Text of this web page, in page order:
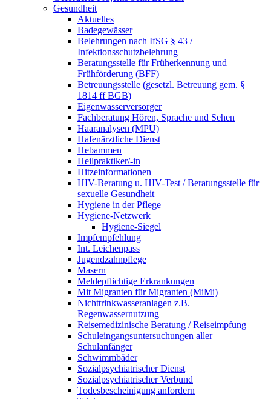
Gesundheit
Aktuelles
Badegewässer
Belehrungen nach IfSG § 43 /
Infektionsschutzbelehrung
Beratungsstelle für Früherkennung und
Frühförderung (BFF)
Betreuungsstelle (gesetzl. Betreuung gem. §
1814 ff BGB)
Eigenwasserversorger
Fachberatung Hören, Sprache und Sehen
Haaranalysen (MPU)
Hafenärztliche Dienst
Hebammen
Heilpraktiker/-in
Hitzeinformationen
HIV-Beratung u. HIV-Test / Beratungsstelle für
sexuelle Gesundheit
Hygiene in der Pflege
Hygiene-Netzwerk
Hygiene-Siegel
Impfempfehlung
Int. Leichenpass
Jugendzahnpflege
Masern
Meldepflichtige Erkrankungen
Mit Migranten für Migranten (MiMi)
Nichttrinkwasseranlagen z.B.
Regenwassernutzung
Reisemedizinische Beratung / Reiseimpfung
Schuleingangsuntersuchungen aller
Schulanfänger
Schwimmbäder
Sozialpsychiatrischer Dienst
Sozialpsychiatrischer Verbund
Todesbescheinigung anfordern